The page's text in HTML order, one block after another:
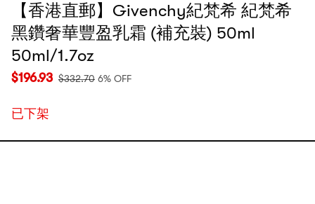
【香港直郵】Givenchy紀梵希 紀梵希
黑鑽奢華豐盈乳霜 (補充裝) 50ml
50ml/1.7oz
$196.93 $332.70 6% OFF
已下架